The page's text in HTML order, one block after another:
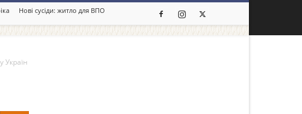
Нові сусіди: житло для ВПО
Україн